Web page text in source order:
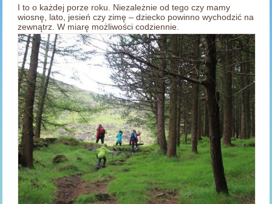
I to o każdej porze roku. Niezależnie od tego czy mamy
wiosnę, lato, jesień czy zimę – dziecko powinno wychodzić na
zewnątrz. W miarę możliwości codziennie.